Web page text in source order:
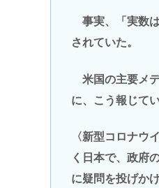
事実、「実数
されていた。
米国の主要メ
に、こう報じてい
〈新型コロナウ
く日本で、政府
に疑問を投げか